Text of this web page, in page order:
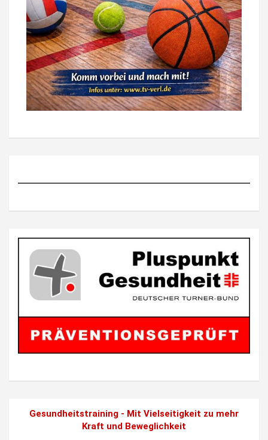
Gesundheitstraining - Mit Vielseitigkeit zu mehr
Kraft und Beweglichkeit